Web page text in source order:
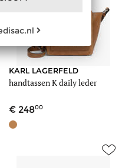
KARL LAGERFELD
handtassen K daily leder
24800